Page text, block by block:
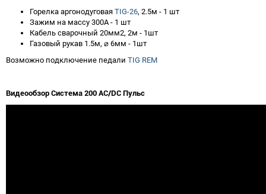
Горелка аргонодуговая TIG-26, 2.5м - 1 шт
Зажим на массу 300А - 1 шт
Кабель сварочный 20мм2, 2м - 1шт
Газовый рукав 1.5м, ⌀ 6мм - 1шт
Возможно подключение педали TIG REM
Видеообзор Система 200 AC/DC Пульс